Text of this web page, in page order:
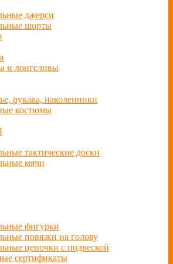
джерси
шорты
и лонгсливы
рукава, наколенники
костюмы
тактические доски
мячи
фигурки
повязки на голову
цепочки с подвеской
сертификаты